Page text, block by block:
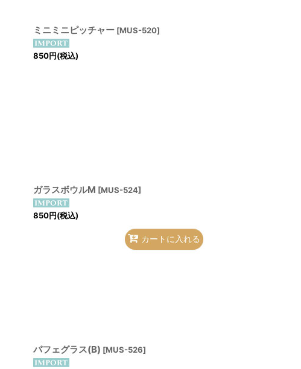
ミニミニピッチャー [MUS-520]
850円(税込)
ガラスボウルM [MUS-524]
850円(税込)
カートに入れる
パフェグラス(B) [MUS-526]